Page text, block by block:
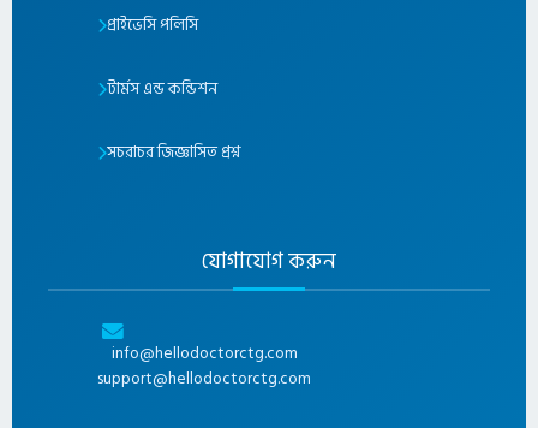
প্রাইভেসি পলিসি
টার্মস এন্ড কন্ডিশন
সচরাচর জিজ্ঞাসিত প্রশ্ন
যোগাযোগ করুন
info@hellodoctorctg.com
support@hellodoctorctg.com